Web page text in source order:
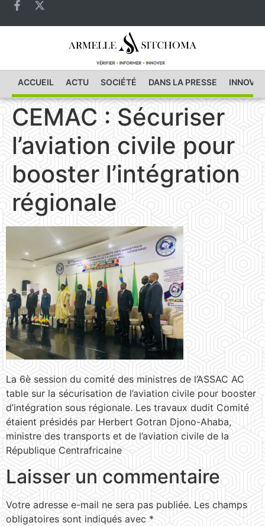
ACCUEIL ACTU SOCIÉTÉ DANS LA PRESSE
CEMAC : Sécuriser
l’aviation civile pour
booster l’intégration
régionale
La 6è session du comité des ministres de l’ASSAC AC
table sur la sécurisation de l’aviation civile pour booster
d’intégration sous régionale. Les travaux dudit Comité
étaient présidés par Herbert Gotran Djono-Ahaba,
ministre des transports et de l’aviation civile de la
République Centrafricaine
Laisser un commentaire
Votre adresse e-mail ne sera pas publiée. Les champs
obligatoires sont indiqués avec*